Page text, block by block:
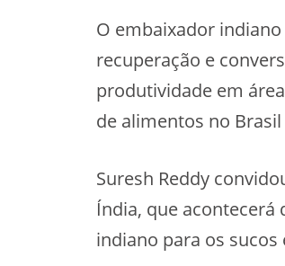
O embaixador
recuperação e
produtividade em
de alimentos no
Suresh Reddy
Índia, que acontecerá
indiano para os